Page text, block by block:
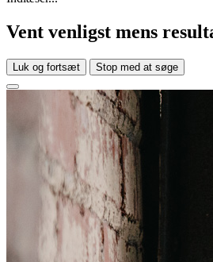
Vent venligst mens
Luk og fortsæt Stop med at søge